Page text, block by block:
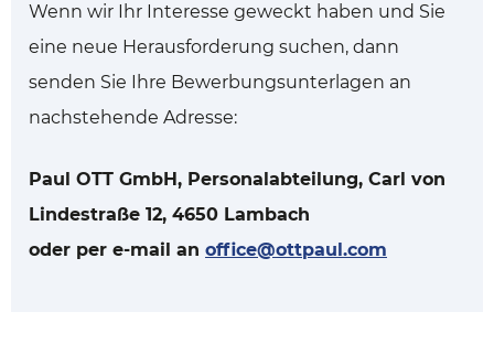
Wenn wir Ihr Interesse geweckt haben und Sie
eine neue Herausforderung suchen, dann
senden Sie Ihre Bewerbungsunterlagen an
nachstehende Adresse:
Paul OTT GmbH, Personalabteilung, Carl von
Lindestraße 12, 4650 Lambach
oder per e-mail an office@ottpaul.com